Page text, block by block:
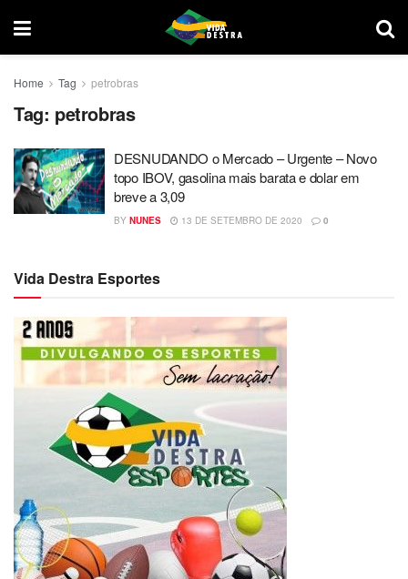
Home Tag petrobras
Tag: petrobras
DESNUDANDO o Mercado – Urgente – Novo
topo IBOV, gasolina mais barata e dolar em
breve a 3,09
BY NUNES 13 DE SETEMBRO DE 2020 0
Vida Destra Esportes